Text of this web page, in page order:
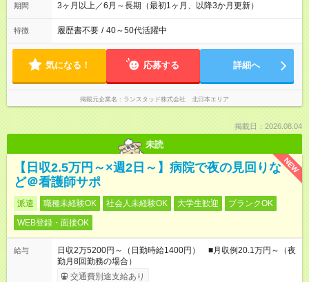
期間 3ヶ月以上／6月～長期（最初1ヶ月、以降3か月更新）
特徴 履歴書不要 / 40～50代活躍中
気になる！ 応募する 詳細へ
掲載元企業名 ランスタッド株式会社 北日本エリア
掲載日：2026.08.04
未読
NEW
【日収2.5万円～×週2日～】病院で夜の見回りな
ど＠看護師サポ
派遣 職種未経験OK 社会人未経験OK 大学生歓迎
ブランクOK
WEB登録・面接OK
給与
日収2万5200円～（日勤時給1400円） ■月収例20.1万円～（夜
勤月8回勤務の場合）
交通費別途支給あり